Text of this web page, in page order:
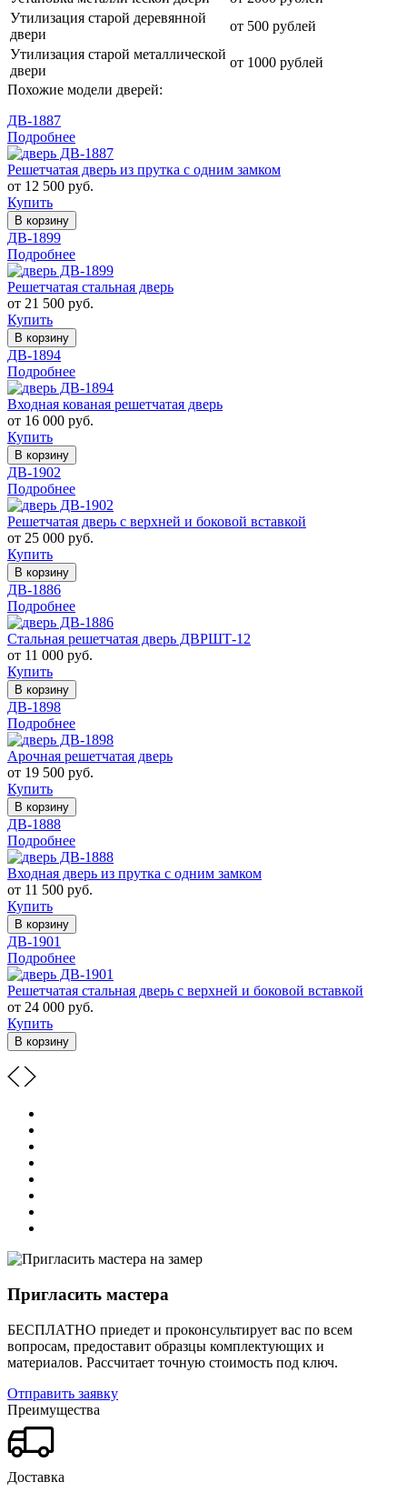
Утилизация старой деревянной
двери
от 500 рублей
Утилизация старой металлической
двери
от 1000 рублей
Похожие модели дверей:
ДВ-1887
Подробнее
Решетчатая дверь из прутка с одним замком
от 12 500 руб.
Купить
В корзину
ДВ-1899
Подробнее
Решетчатая стальная дверь
от 21 500 руб.
Купить
В корзину
ДВ-1894
Подробнее
Входная кованая решетчатая дверь
от 16 000 руб.
Купить
В корзину
ДВ-1902
Подробнее
Решетчатая дверь с верхней и боковой вставкой
от 25 000 руб.
Купить
В корзину
ДВ-1886
Подробнее
Стальная решетчатая дверь ДВРШТ-12
от 11 000 руб.
Купить
В корзину
ДВ-1898
Подробнее
Арочная решетчатая дверь
от 19 500 руб.
Купить
В корзину
ДВ-1888
Подробнее
Входная дверь из прутка с одним замком
от 11 500 руб.
Купить
В корзину
ДВ-1901
Подробнее
Решетчатая стальная дверь с верхней и боковой вставкой
от 24 000 руб.
Купить
В корзину
Пригласить мастера
БЕСПЛАТНО приедет и проконсультирует вас по всем
вопросам, предоставит образцы комплектующих и
материалов. Рассчитает точную стоимость под ключ.
Отправить заявку
Преимущества
Доставка